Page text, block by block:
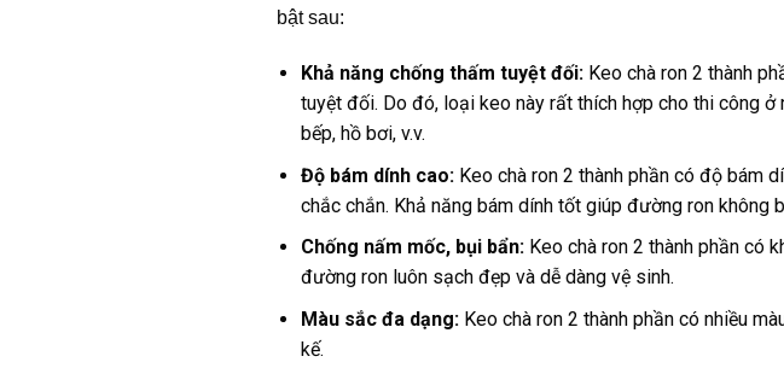
bật sau:
Khả năng chống thấm tuyệt đối: Keo chà ron 2 thành
tuyệt đối. Do đó, loại keo này rất thích hợp cho thi công
bếp, hồ bơi, v.v.
Độ bám dính cao: Keo chà ron 2 thành phần có độ bám
chắc chắn. Khả năng bám dính tốt giúp đường ron không
Chống nấm mốc, bụi bẩn: Keo chà ron 2 thành phần có
đường ron luôn sạch đẹp và dễ dàng vệ sinh.
Màu sắc đa dạng: Keo chà ron 2 thành phần có nhiều
kế.